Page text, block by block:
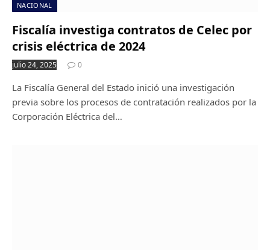
NACIONAL
Fiscalía investiga contratos de Celec por
crisis eléctrica de 2024
julio 24, 2025 0
La Fiscalía General del Estado inició una investigación
previa sobre los procesos de contratación realizados por la
Corporación Eléctrica del…